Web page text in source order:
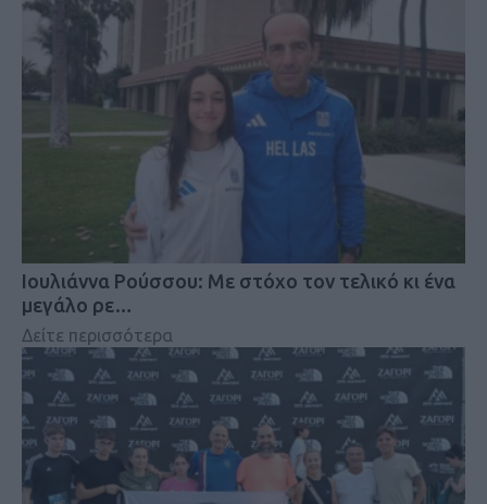
Iουλιάννα Ρούσσου: Με στόχο τον τελικό κι ένα
μεγάλο ρε…
Δείτε περισσότερα